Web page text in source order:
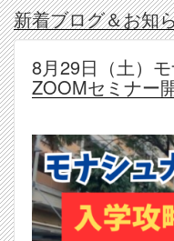
新着ブログ＆お知
8月29日（土）
ZOOMセミナー